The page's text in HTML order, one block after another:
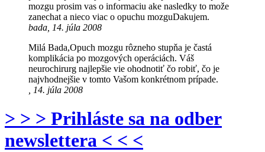
mozgu prosim vas o informaciu ake nasledky to može
zanechat a nieco viac o opuchu mozguDakujem.
bada, 14. júla 2008
Milá Bada,Opuch mozgu rôzneho stupňa je častá
komplikácia po mozgových operáciách. Váš
neurochirurg najlepšie vie ohodnotiť čo robiť, čo je
najvhodnejšie v tomto Vašom konkrétnom prípade.
, 14. júla 2008
> > > Prihláste sa na odber
newslettera < < <